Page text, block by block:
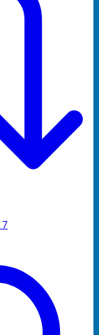
7